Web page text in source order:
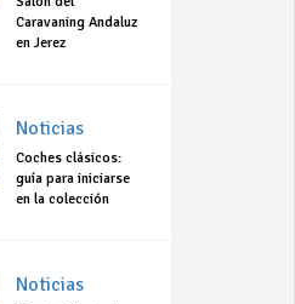
Caravaning Andaluz
en Jerez
Noticias
Coches clásicos:
guía para iniciarse
en la colección
Noticias